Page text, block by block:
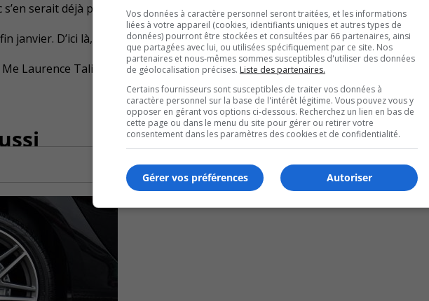
serait déjà pris à Sabrina Germain plus tôt en août 2023.
janvier. D’ici là, le ministère public s’oppose à sa remise en liberté.
Laurence Talissé affirme « qu’il représente un risque pour la sécurité des
Vos données à caractère personnel seront traitées, et les informations
liées à votre appareil (cookies, identifiants uniques et autres types de
données) pourront être stockées et consultées par 66 partenaires, ainsi
que partagées avec lui, ou utilisées spécifiquement par ce site. Nos
partenaires et nous-mêmes sommes susceptibles d'utiliser des données
de géolocalisation précises. Liste des partenaires.
Certains fournisseurs sont susceptibles de traiter vos données à
caractère personnel sur la base de l'intérêt légitime. Vous pouvez vous y
opposer en gérant vos options ci-dessous. Recherchez un lien en bas de
cette page ou dans le menu du site pour gérer ou retirer votre
consentement dans les paramètres des cookies et de confidentialité.
Autoriser
Gérer vos préférences